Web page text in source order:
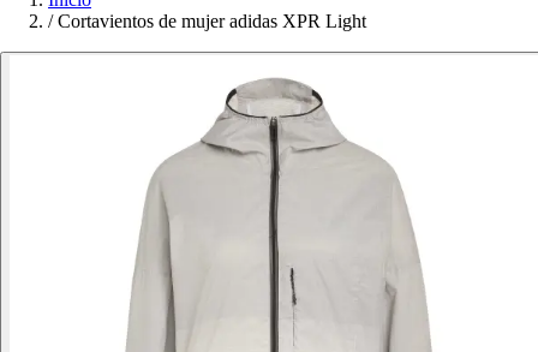
/ Cortavientos de mujer adidas XPR Light